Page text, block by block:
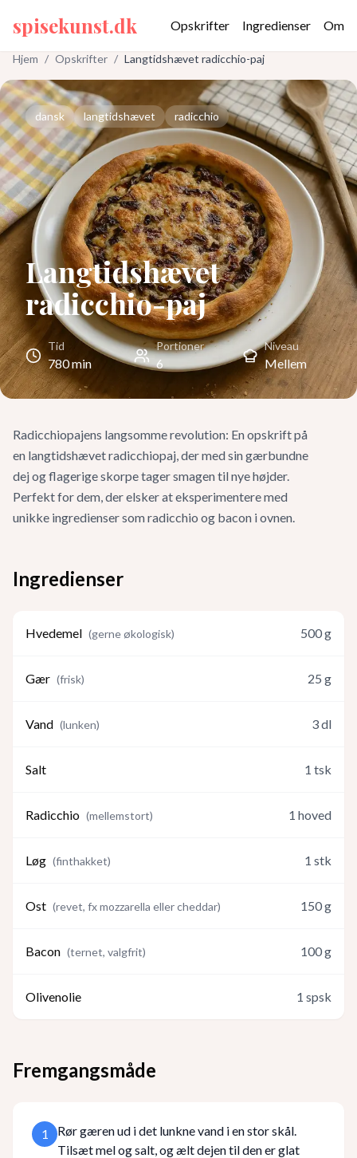
spisekunst.dk Opskrifter Ingredienser Om
Hjem / Opskrifter / Langtidshævet radicchio-paj
dansk langtidshævet radicchio
Langtidshævet
radicchio-paj
Tid
780min
Portioner
6
Niveau
Mellem
Radicchiopajens langsomme revolution: En opskrift på
en langtidshævet radicchiopaj, der med sin gærbundne
dej og flagerige skorpe tager smagen til nye højder.
Perfekt for dem, der elsker at eksperimentere med
unikke ingredienser som radicchio og bacon i ovnen.
Ingredienser
Hvedemel (gerne økologisk) 500g
Gær (frisk) 25 g
Vand (lunken) 3dl
Salt 1 tsk
Radicchio (mellemstort) 1 hoved
Løg (finthakket) 1 stk
Ost (revet, fx mozzarella eller cheddar) 150g
Bacon (ternet, valgfrit) 100g
Olivenolie 1 spsk
Fremgangsmåde
1
Rør gæren ud i det lunkne vand i en stor skål.
Tilsæt mel og salt, og ælt dejen til den er glat